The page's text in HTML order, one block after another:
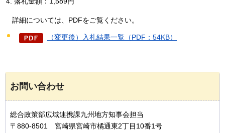
詳細については、PDFをご覧ください。
（変更後）入札結果一覧（PDF：54KB）
お問い合わせ
総合政策部広域連携課九州地方知事会担当
〒880-8501 宮崎県宮崎市橘通東2丁目10番1号